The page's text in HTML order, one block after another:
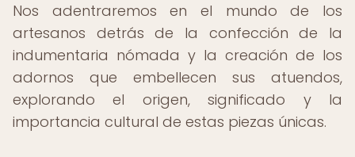
Nos adentraremos en el mundo de los
artesanos detrás de la confección de la
indumentaria nómada y la creación de los
adornos que embellecen sus atuendos,
explorando el origen, significado y la
importancia cultural de estas piezas únicas.